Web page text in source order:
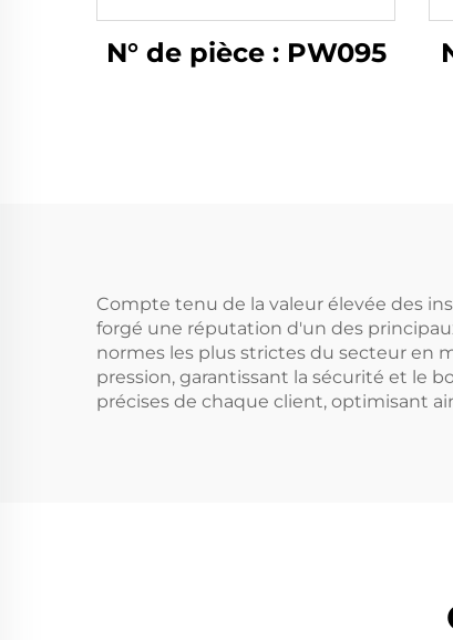
N° de pièce : PW095
Compte tenu de la valeur élevée des
forgé une réputation d'un des
normes les plus strictes du secteur en
pression, garantissant la sécurité et le
précises de chaque client, optimisant